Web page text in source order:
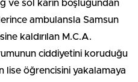
ve sol karın boşluğundan
ambulansla Samsun
kaldırılan M.C.A.
ciddiyetini koruduğu
lise öğrencisini yakalamaya